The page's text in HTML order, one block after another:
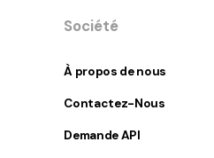
Société
À propos de nous
Contactez-Nous
Demande API